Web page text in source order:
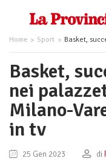
Home Sport Basket, successo di pubblico nei
Basket,
nei
Milano-
in tv
25 Gen 2023 di